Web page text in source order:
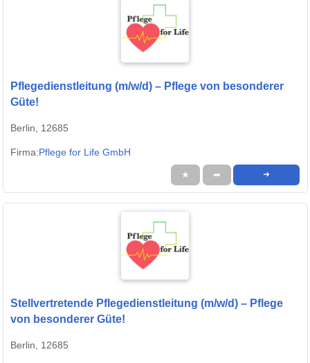
Pflegedienstleitung (m/w/d) – Pflege von besonderer
Güte!
Berlin, 12685
Firma:Pflege for Life GmbH
★ ➦ ➜
Stellvertretende Pflegedienstleitung (m/w/d) – Pflege
von besonderer Güte!
Berlin, 12685